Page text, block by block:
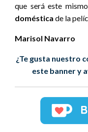
que será este
doméstica de la
Marisol Navarro
¿Te gusta nuestro
este banner y